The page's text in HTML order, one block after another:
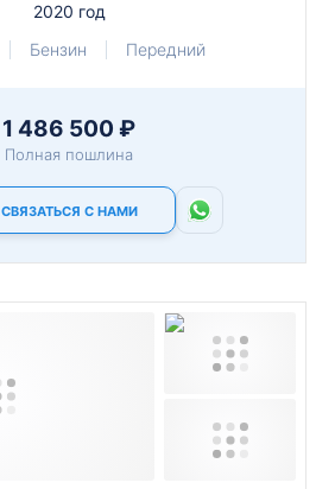
2020 год
Бензин Передний
1 486 500 ₽
Полная пошлина
СВЯЗАТЬСЯ С НАМИ